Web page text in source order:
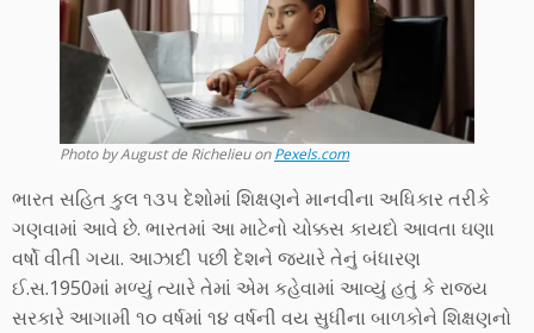
Photo by August de Richelieu onPexels.com
ભારત સહિત કુલ ૧૩૫ દેશોમાં શિક્ષણને માનવીના અધિકાર તરીકે
ગણવામાં આવે છે. ભારતમાં આ માટેનો ચોક્કસ કાયદો આવતા ઘણા
વર્ષો વીતી ગયા. આઝાદી પછી દેશને જ્યારે તેનું બંધારણ
ઈ.સ.1950માં મળ્યું ત્યારે તેમાં એમ કહેવામાં આવ્યું હતું કે રાજ્ય
સરકારે આગામી ૧૦ વર્ષમાં ૧૪ વર્ષની વય સુધીના બાળકોને શિક્ષણનો